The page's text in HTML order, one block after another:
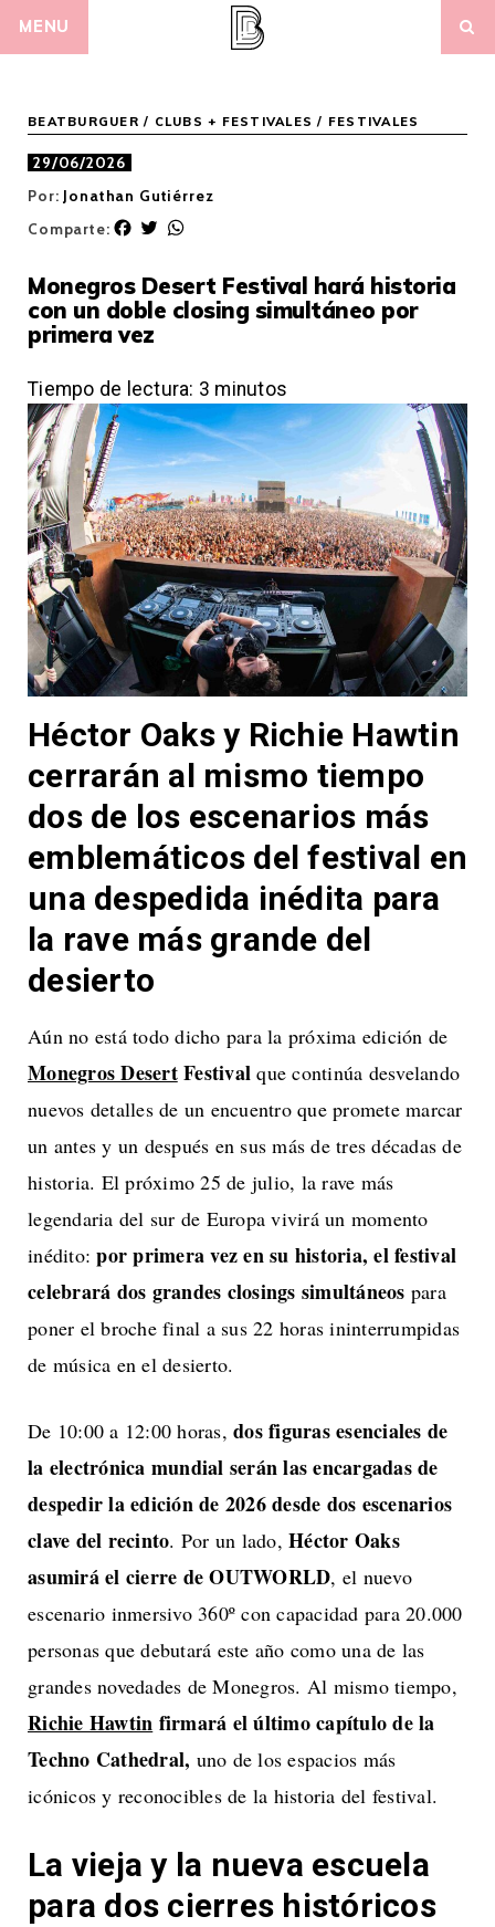
MENU
BEATBURGUER / CLUBS + FESTIVALES / FESTIVALES
29/06/2026
Por: Jonathan Gutiérrez
Comparte:
F
e
b
o
k
T
t
t
t
s
p
Monegros Desert Festival hará historia
con un doble closing simultáneo por
primera vez
Tiempo de lectura: 3 minutos
Héctor Oaks y Richie Hawtin
cerrarán al mismo tiempo
dos de los escenarios más
emblemáticos del festival en
una despedida inédita para
la rave más grande del
desierto
Aún no está todo dicho para la próxima edición de
Monegros DesertFestival que continúa desvelando
nuevos detalles de un encuentro que promete marcar
un antes y un después en sus más de tres décadas de
historia. El próximo 25 de julio, la rave más
legendaria del sur de Europa vivirá un momento
inédito:por primera vez en su historia, el festival
celebrará dos grandes closings simultáneos para
poner el broche final a sus 22 horas ininterrumpidas
de música en el desierto.
De 10:00 a 12:00 horas, dos figuras esenciales de
la electrónica mundial serán las encargadas de
despedir la edición de 2026 desde dos escenarios
clave del recinto. Por un lado, Héctor Oaks
asumirá el cierre de OUTWORLD, el nuevo
escenario inmersivo 360º con capacidad para 20.000
personas que debutará este año como una de las
grandes novedades de Monegros. Al mismo tiempo,
Richie Hawtin firmará el último capítulo de la
Techno Cathedral, uno de los espacios más
icónicos y reconocibles de la historia del festival.
La vieja y la nueva escuela
para dos cierres históricos